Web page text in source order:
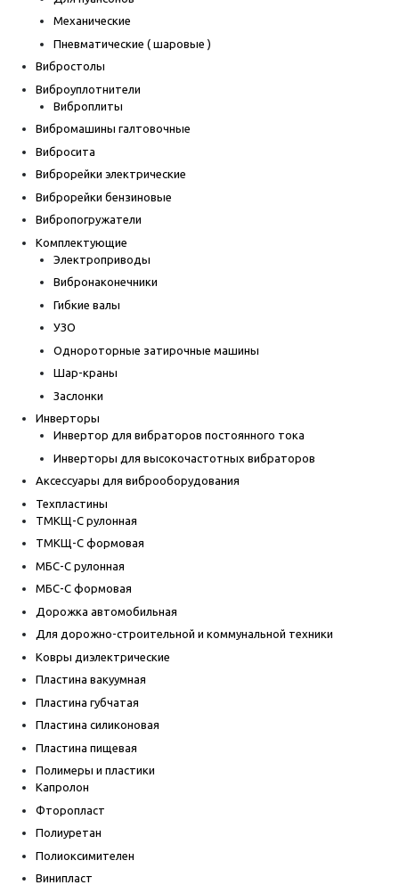
Механические
Пневматические ( шаровые )
Вибростолы
Виброуплотнители
Виброплиты
Вибромашины галтовочные
Вибросита
Виброрейки электрические
Виброрейки бензиновые
Вибропогружатели
Комплектующие
Электроприводы
Вибронаконечники
Гибкие валы
УЗО
Однороторные затирочные машины
Шар-краны
Заслонки
Инверторы
Инвертор для вибраторов постоянного тока
Инверторы для высокочастотных вибраторов
Аксессуары для виброоборудования
Техпластины
ТМКЩ-С рулонная
ТМКЩ-С формовая
МБС-С рулонная
МБС-С формовая
Дорожка автомобильная
Для дорожно-строительной и коммунальной техники
Ковры диэлектрические
Пластина вакуумная
Пластина губчатая
Пластина силиконовая
Пластина пищевая
Полимеры и пластики
Капролон
Фторопласт
Полиуретан
Полиоксимителен
Винипласт